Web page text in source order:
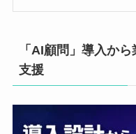
「AI顧問」導入か
支援